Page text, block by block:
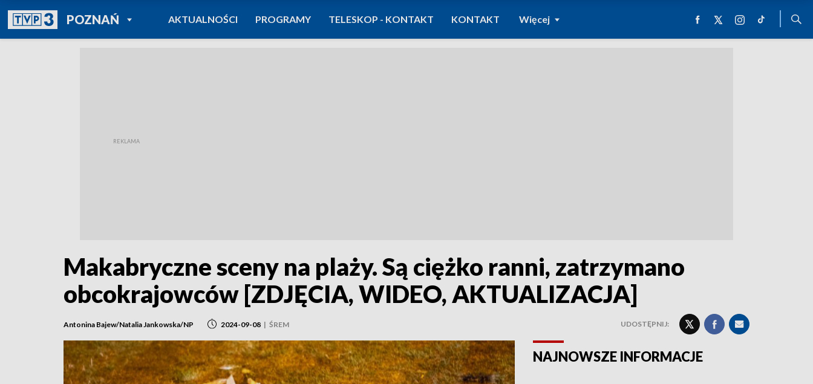
POZNAŃPOWRÓT DO
TVP REGIONY
AKTUALNOŚCI PROGRAMY TELESKOP - KONTAKT KONTAKT Więcej
Makabryczne sceny na plaży. Są ciężko ranni, zatrzymano
obcokrajowców [ZDJĘCIA, WIDEO, AKTUALIZACJA]
Antonina Bajew/Natalia Jankowska/NP 2024-09-08 | ŚREM UDOSTĘPNIJ:
NAJNOWSZE INFORMACJE